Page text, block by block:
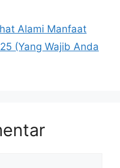
Alami Manfaat
(Yang Wajib Anda